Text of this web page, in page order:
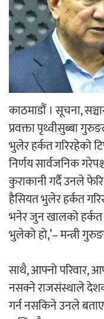
काठमाडौं । सूचना,
प्रवक्ता पृथ्वीसुब्बा
भुलेर हर्कत गरिरहेको
निर्णय सार्वजनिक
कुराकानी गर्दै उनले फेरि
हैसियत भुलेर हर्कत
भनेर जुन खालको
भुलेको हो,’– मन्त्री
साथै, आफ्नो परिवार,
नसक्ने राजसंस्थाले
गर्न नसकिने उनले